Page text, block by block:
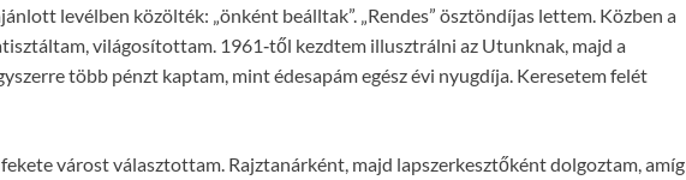
levélben közölték: „önként beálltak”. „Rendes” ösztöndíjas lettem. Közben a
világosítottam. 1961‑től kezdtem illusztrálni az Utunknak, majd a
több pénzt kaptam, mint édesapám egész évi nyugdíja. Keresetem felét
várost választottam. Rajztanárként, majd lapszerkesztőként dolgoztam, amíg